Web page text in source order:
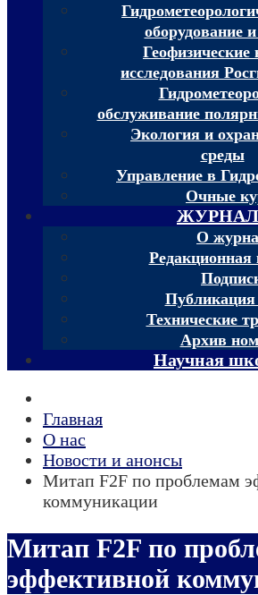
оборудование
исследования
обслуживание
Экология и
среды
Управление в
Очные
ЖУРНАЛ
О
Редакционная
Публикация
Технические
Архив
Научная
Главная
О нас
Новости и анонсы
Митап F2F по проблемам
коммуникации
Митап F2F по
эффективной